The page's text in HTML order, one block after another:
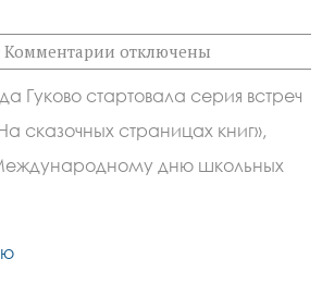
Комментарии к
записи
школе
№1
города
Гуково
стартовала
отключены
Гуково стартовала серия встреч
сказочных страницах книг»,
дню школьных